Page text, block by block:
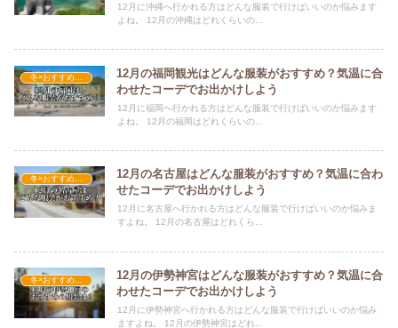
12月に沖縄へ行かれる方はどんな服装で行けばいいのか悩みます
よね。 12月の沖縄はどれくらいの...
12月の福岡観光はどんな服装がおすすめ？気温に合
わせたコーデでお出かけしよう
12月に福岡へ行かれる方はどんな服装で行けばいいのか悩みます
よね。 12月の福岡はどれくらいの...
12月の名古屋はどんな服装がおすすめ？気温に合わ
せたコーデでお出かけしよう
12月に名古屋へ行かれる方はどんな服装で行けばいいのか悩みま
すよね。 12月の名古屋はどれくら...
12月の伊勢神宮はどんな服装がおすすめ？気温に合
わせたコーデでお出かけしよう
12月に伊勢神宮へ行かれる方はどんな服装で行けばいいのか悩み
ますよね。 12月の伊勢神宮はどれ...